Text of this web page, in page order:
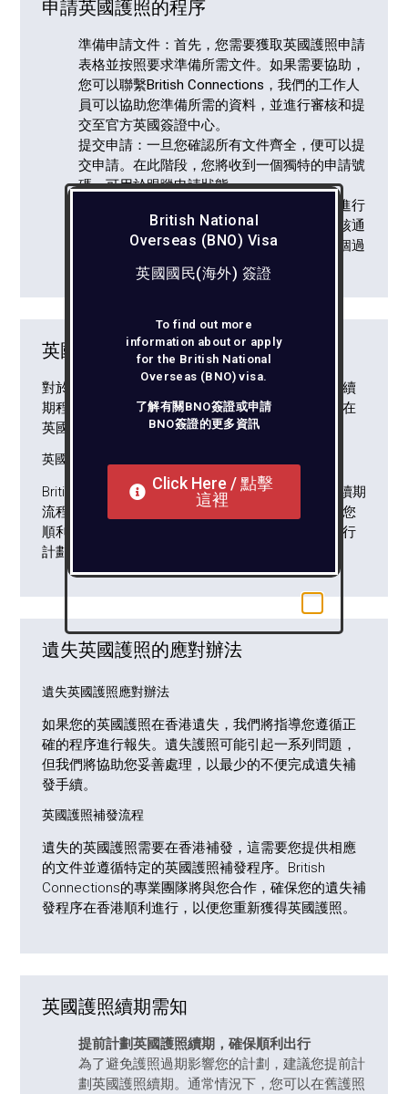
申請英國護照的程序
準備申請文件：首先，您需要獲取英國護照申請
表格並按照要求準備所需文件。如果需要協助，
您可以聯繫British Connections，我們的工作人
員可以協助您準備所需的資料，並進行審核和提
交至官方英國簽證中心。
提交申請：一旦您確認所有文件齊全，便可以提
交申請。在此階段，您將收到一個獨特的申請號
碼，可用於跟蹤申請狀態。
審核和批准：您的申請將被送交給相關機構進行
審核。在這個過程中，請耐心等待。一旦審核通
過，您的護照將被批准並準備發送給您。這個過
程通常需要數週的時間，請提前計劃。
英國護照續期
對於已持有英國護照的香港英國公民來說，護照的續
期程序通常相對簡單。您只需提前進行申請，確保在
英國護照過期前及時在香港完成續期程序。
英國護照續期流程
British Connections將協助您完成英國公民護照的續期
流程，確保所有需要的文件和信息齊備。這有助於您
順利獲得新的英國護照，而無需中斷您的生活或旅行
計劃。
遺失英國護照的應對辦法
遺失英國護照應對辦法
如果您的英國護照在香港遺失，我們將指導您遵循正
確的程序進行報失。遺失護照可能引起一系列問題，
但我們將協助您妥善處理，以最少的不便完成遺失補
發手續。
英國護照補發流程
遺失的英國護照需要在香港補發，這需要您提供相應
的文件並遵循特定的英國護照補發程序。British
Connections的專業團隊將與您合作，確保您的遺失補
發程序在香港順利進行，以便您重新獲得英國護照。
英國護照續期需知
提前計劃英國護照續期 ，確保順利出行
為了避免護照過期影響您的計劃，建議您提前計
劃英國護照續期。通常情況下，您可以在舊護照
British National
Overseas (BNO) Visa
英國國民(海外) 簽證
To find out more
information about or apply
for the British National
Overseas (BNO) visa.
了解有關BNO簽證或申請
BNO簽證的更多資訊
Click Here / 點擊
這裡